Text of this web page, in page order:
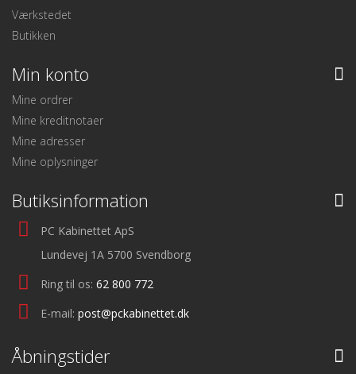
Værkstedet
Butikken
Min konto
Mine ordrer
Mine kreditnotaer
Mine adresser
Mine oplysninger
Butiksinformation
PC Kabinettet ApS
Lundevej 1A 5700 Svendborg
Ring til os: 62 800 772
E-mail: post@pckabinettet.dk
Åbningstider